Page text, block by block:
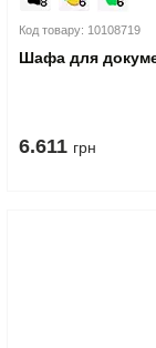
Код товару: 10108719
Шафа для
6.611 грн